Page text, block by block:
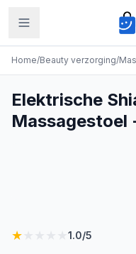
Home/Beauty verzorging/
Elektrische
Massagestoel
★ 1.0/5